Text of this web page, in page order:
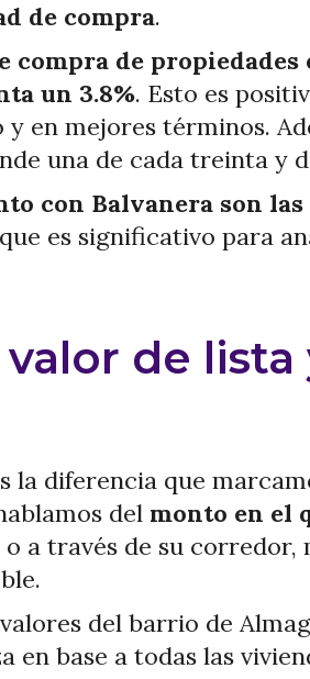
de compra.
compra de
un 3.8%. Esto es
en mejores términos.
una de cada treinta y
con Balvanera son
es significativo para
de
la diferencia que
del monto en el
a través de su
del barrio de
en base a todas las